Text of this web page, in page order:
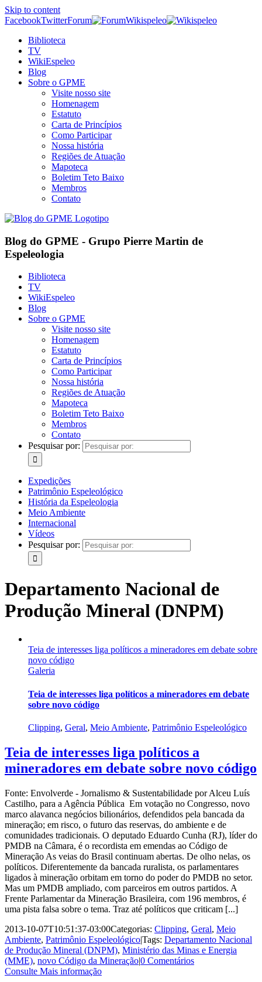
Skip to content
FacebookTwitterForum
Wikispeleo
Biblioteca
TV
WikiEspeleo
Blog
Sobre o GPME
Visite nosso site
Homenagem
Estatuto
Carta de Princípios
Como Participar
Nossa história
Regiões de Atuação
Mapoteca
Boletim Teto Baixo
Membros
Contato
Blog do GPME - Grupo Pierre Martin de
Espeleologia
Biblioteca
TV
WikiEspeleo
Blog
Sobre o GPME
Visite nosso site
Homenagem
Estatuto
Carta de Princípios
Como Participar
Nossa história
Regiões de Atuação
Mapoteca
Boletim Teto Baixo
Membros
Contato
Pesquisar por:
Expedições
Patrimônio Espeleológico
História da Espeleologia
Meio Ambiente
Internacional
Vídeos
Pesquisar por:
Departamento Nacional de
Produção Mineral (DNPM)
Teia de interesses liga políticos a mineradores em debate sobre
novo código
Galeria
Teia de interesses liga políticos a mineradores em debate
sobre novo código
Clipping, Geral, Meio Ambiente, Patrimônio Espeleológico
Teia de interesses liga políticos a
mineradores em debate sobre novo código
Fonte: Envolverde - Jornalismo & Sustentabilidade por Alceu Luís
Castilho, para a Agência Pública Em votação no Congresso, novo
marco alavanca negócios bilionários, defendidos pela bancada da
mineração; em risco, o futuro das reservas, do ambiente e de
comunidades tradicionais. O deputado Eduardo Cunha (RJ), líder do
PMDB na Câmara, é o recordista em emendas ao Código de
Mineração As veias do Brasil continuam abertas. De olho nelas, os
políticos. Diferentemente da bancada ruralista, os parlamentares
ligados à mineração orbitam em torno do poder do PMDB no setor.
Mas um PMDB ampliado, com parceiros em outros partidos. A
Frente Parlamentar da Mineração Brasileira, com 196 membros, é
uma pista falsa sobre o tema. Traz até políticos que criticam [...]
2013-10-07T10:51:37-03:00Categorias: Clipping, Geral, Meio
Ambiente, Patrimônio Espeleológico|Tags: Departamento Nacional
de Produção Mineral (DNPM), Ministério das Minas e Energia
(MME), novo Código da Mineração|0 Comentários
Consulte Mais informação